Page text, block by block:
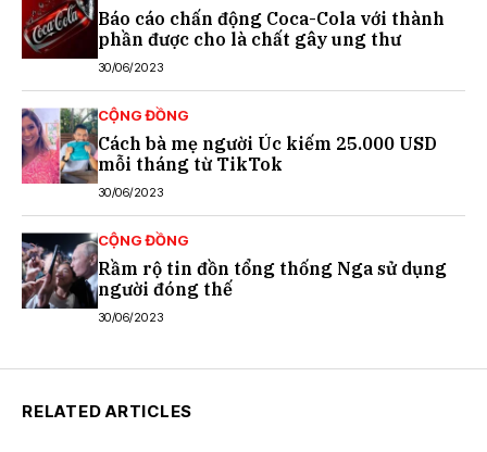
Báo cáo chấn động Coca-Cola với thành
phần được cho là chất gây ung thư
30/06/2023
CỘNG ĐỒNG
Cách bà mẹ người Úc kiếm 25.000 USD
mỗi tháng từ TikTok
30/06/2023
CỘNG ĐỒNG
Rầm rộ tin đồn tổng thống Nga sử dụng
người đóng thế
30/06/2023
RELATED ARTICLES